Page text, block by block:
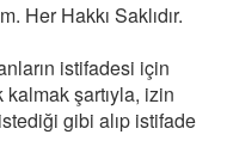
Her Hakkı Saklıdır.
istifadesi için
kalmak şartıyla, izin
gibi alıp istifade